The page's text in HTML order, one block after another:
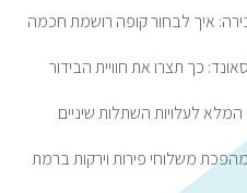
איך לבחור קופה רושמת חכמה
כך תצרו את חוויית הבידור
לעלויות השתלות שיניים
משלוחי פירות וירקות ברמת